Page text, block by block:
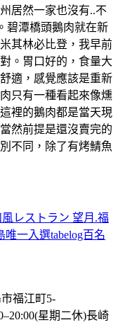
居然一家也沒有..不
碧潭橋頭鵝肉就在新
其林必比登，我早前
。胃口好的，食量大
適，感覺應該是重新
只有一種看起來像燻
裡的鵝肉都是當天現
然前提是還沒賣完的
不同，除了有烤鯖魚
風レストラン 望月.福
一入選tabelog百名
福江町5-
星期二休)長崎